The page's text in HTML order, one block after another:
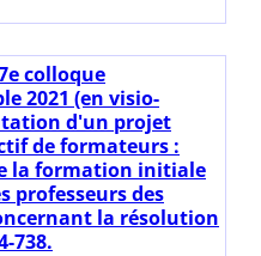
colloque
2021 (en visio-
d'un projet
de formateurs :
la formation initiale
professeurs des
la résolution
738.